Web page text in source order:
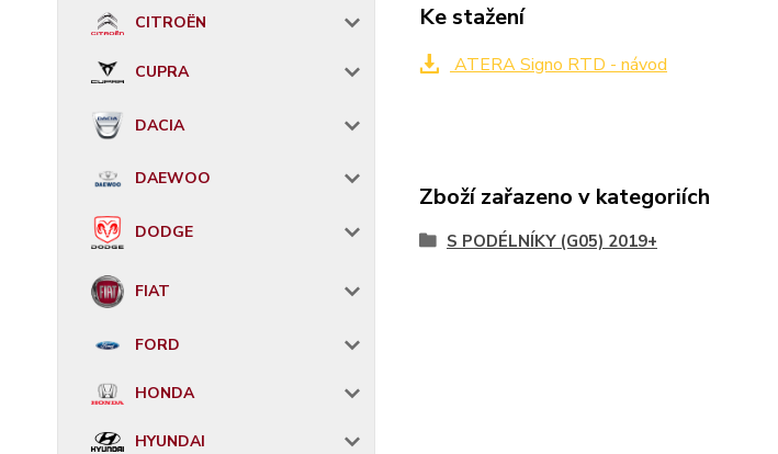
CITROËN
CUPRA
DACIA
DAEWOO
DODGE
FIAT
FORD
HONDA
HYUNDAI
Ke stažení
ATERA Signo RTD - návod
Zboží zařazeno v kategoriích
S PODÉLNÍKY (G05) 2019+